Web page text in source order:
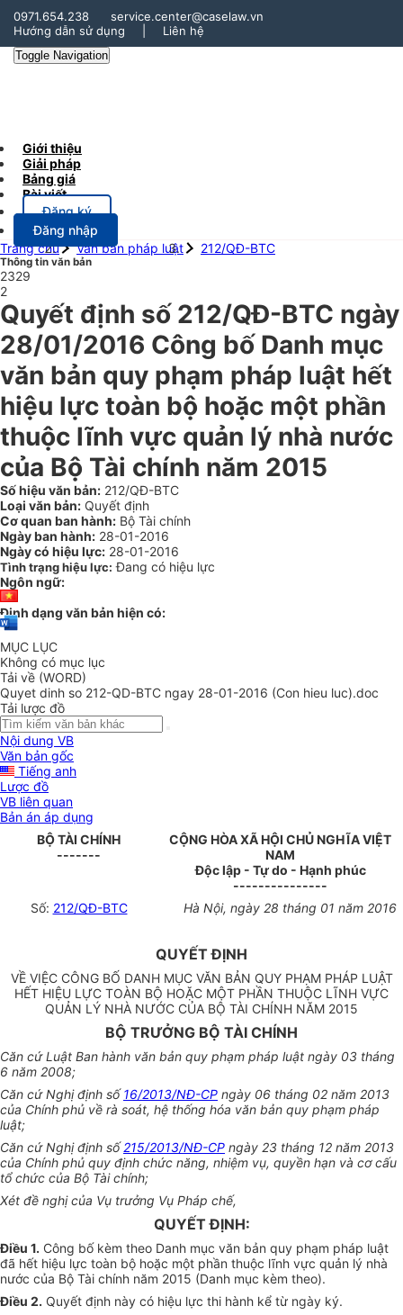
0971.654.238
service.center@caselaw.vn
Hướng dẫn sử dụng
Liên hệ
Toggle Navigation
Giới thiệu
Giải pháp
Bảng giá
Bài viết
Đăng ký
Đăng nhập
Trang chủ
Văn bản pháp luật 212/QĐ-BTC
Thông tin văn bản
2329
2
Quyết định số 212/QĐ-BTC ngày
28/01/2016 Công bố Danh mục
văn bản quy phạm pháp luật hết
hiệu lực toàn bộ hoặc một phần
thuộc lĩnh vực quản lý nhà nước
của Bộ Tài chính năm 2015
Số hiệu văn bản: 212/QĐ-BTC
Loại văn bản: Quyết định
Cơ quan ban hành: Bộ Tài chính
Ngày ban hành: 28-01-2016
Ngày có hiệu lực: 28-01-2016
Tình trạng hiệu lực: Đang có hiệu lực
Ngôn ngữ:
Định dạng văn bản hiện có:
MỤC LỤC
Không có mục lục
Tải về (WORD)
Quyet dinh so 212-QD-BTC ngay 28-01-2016 (Con hieu luc).doc
Tải lược đồ
Nội dung VB
Văn bản gốc
Tiếng anh
Lược đồ
VB liên quan
Bản án áp dụng
BỘ TÀI CHÍNH
-------
CỘNG HÒA XÃ HỘI CHỦ NGHĨA VIỆT
NAM
Độc lập - Tự do - Hạnh phúc
---------------
Số: 212/QĐ-BTC Hà Nội, ngày 28 tháng 01 năm 2016
QUYẾT ĐỊNH
VỀ VIỆC CÔNG BỐ DANH MỤC VĂN BẢN QUY PHẠM PHÁP LUẬT
HẾT HIỆU LỰC TOÀN BỘ HOẶC MỘT PHẦN THUỘC LĨNH VỰC
QUẢN LÝ NHÀ NƯỚC CỦA BỘ TÀI CHÍNH NĂM 2015
BỘ TRƯỞNG BỘ TÀI CHÍNH
Căn cứ Luật Ban hành văn bản quy phạm pháp luật ngày 03 tháng
6 năm 2008;
Căn cứ Nghị định số16/2013/NĐ-CP ngày 06 tháng 02 năm 2013
của Chính phủ về rà soát, hệ thống hóa văn bản quy phạm pháp
luật;
Căn cứ Nghị định số215/2013/NĐ-CP ngày 23 tháng 12 năm 2013
của Chính phủ quy định chức năng, nhiệm vụ, quyền hạn và cơ cấu
tổ chức của Bộ Tài chính;
Xét đề nghị của Vụ trưởng Vụ Pháp chế,
QUYẾT ĐỊNH:
Điều 1. Công bố kèm theo Danh mục văn bản quy phạm pháp luật
đã hết hiệu lực toàn bộ hoặc một phần thuộc lĩnh vực quản lý nhà
nước của Bộ Tài chính năm 2015 (Danh mục kèm theo).
Điều 2. Quyết định này có hiệu lực thi hành kể từ ngày ký.